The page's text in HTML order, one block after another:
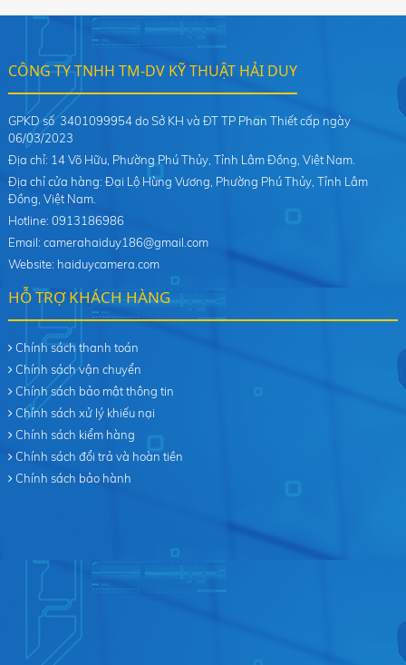
CÔNG TY TNHH TM-DV KỸ THUẬT HẢI DUY
GPKD số 3401099954 do Sở KH và ĐT TP Phan Thiết cấp ngày
06/03/2023
Địa chỉ: 14 Võ Hữu, Phường Phú Thủy, Tỉnh Lâm Đồng, Việt Nam.
Địa chỉ cửa hàng: Đại Lộ Hùng Vương, Phường Phú Thủy, Tỉnh Lâm
Đồng, Việt Nam.
Hotline: 0913186986
Email: camerahaiduy186@gmail.com
Website: haiduycamera.com
HỖ TRỢ KHÁCH HÀNG
Chính sách thanh toán
Chính sách vận chuyển
Chính sách bảo mật thông tin
Chính sách xử lý khiếu nại
Chính sách kiểm hàng
Chính sách đổi trả và hoàn tiền
Chính sách bảo hành